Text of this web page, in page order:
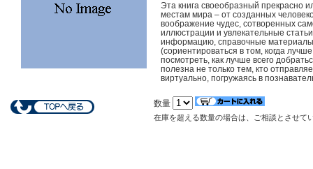
Эта книга своеобразный прекрасно
местам мира – от созданных
воображение чудес, сотворенных
иллюстрации и увлекательные
информацию, справочные
(сориентироваться в том, когда
посмотреть, как лучше всего
полезна не только тем, кто
виртуально, погружаясь в
数量
在庫を超える数量の場合は、ご相談とさせて